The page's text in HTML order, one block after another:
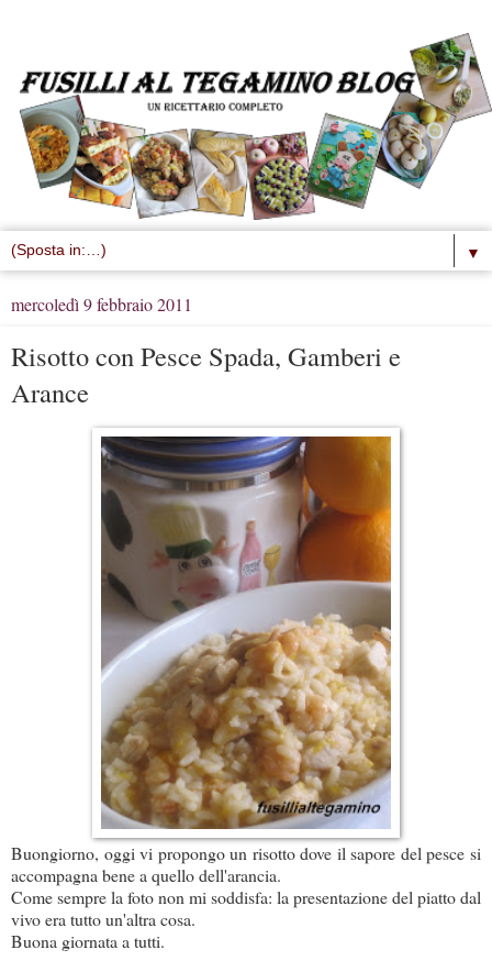
▼
mercoledì 9 febbraio 2011
Risotto con Pesce Spada, Gamberi e
Arance
Buongiorno, oggi vi propongo un risotto dove il sapore del pesce si
accompagna bene a quello dell'arancia.
Come sempre la foto non mi soddisfa: la presentazione del piatto dal
vivo era tutto un'altra cosa.
Buona giornata a tutti.